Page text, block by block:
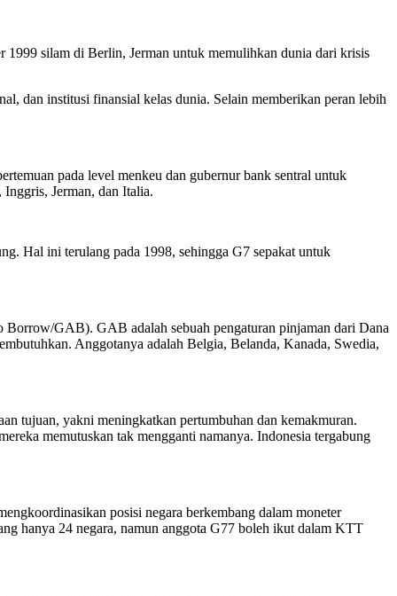
1999 silam di Berlin, Jerman untuk memulihkan dunia dari krisis
dan institusi finansial kelas dunia. Selain memberikan peran lebih
pada level menkeu dan gubernur bank sentral untuk
Jerman, dan Italia.
Hal ini terulang pada 1998, sehingga G7 sepakat untuk
GAB). GAB adalah sebuah pengaturan pinjaman dari Dana
Anggotanya adalah Belgia, Belanda, Kanada, Swedia,
tujuan, yakni meningkatkan pertumbuhan dan kemakmuran.
memutuskan tak mengganti namanya. Indonesia tergabung
posisi negara berkembang dalam moneter
hanya 24 negara, namun anggota G77 boleh ikut dalam KTT